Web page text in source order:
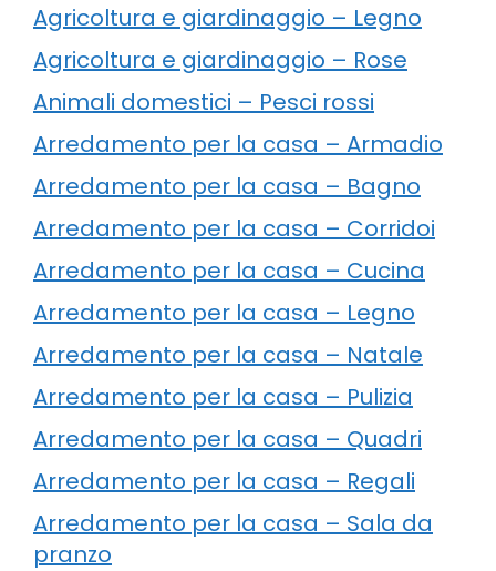
Agricoltura e giardinaggio – Legno
Agricoltura e giardinaggio – Rose
Animali domestici – Pesci rossi
Arredamento per la casa – Armadio
Arredamento per la casa – Bagno
Arredamento per la casa – Corridoi
Arredamento per la casa – Cucina
Arredamento per la casa – Legno
Arredamento per la casa – Natale
Arredamento per la casa – Pulizia
Arredamento per la casa – Quadri
Arredamento per la casa – Regali
Arredamento per la casa – Sala da
pranzo